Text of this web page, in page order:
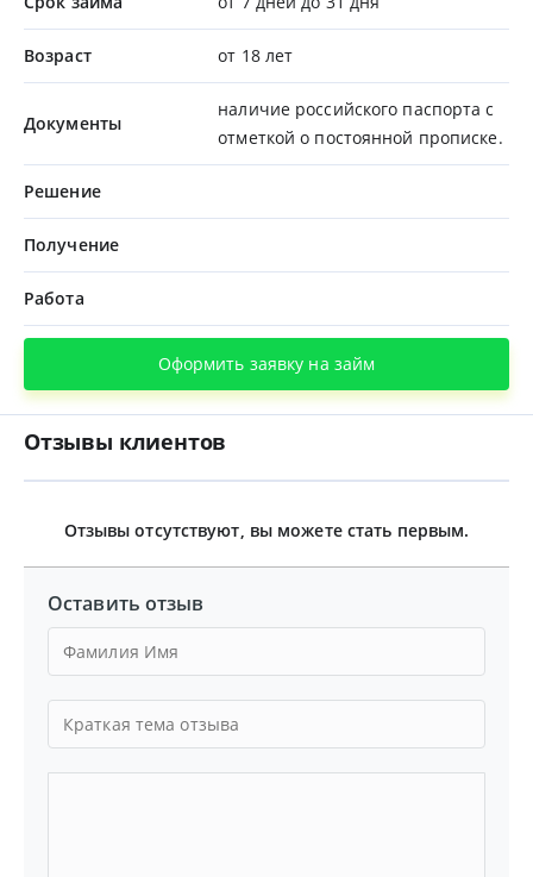
Возраст от 18 лет
Документы
наличие российского паспорта с
отметкой о постоянной прописке.
Решение
Получение
Работа
Оформить заявку на займ
Отзывы клиентов
Отзывы отсутствуют, вы можете стать первым.
Оставить отзыв